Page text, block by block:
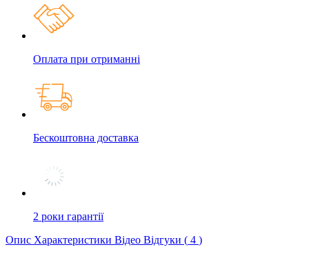
Оплата при отриманні
Бескоштовна доставка
2 роки гарантії
Опис Характеристики Відео Відгуки ( 4 )